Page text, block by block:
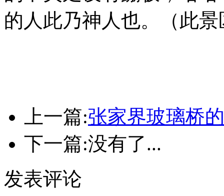
的人此乃神人也。（此
上一篇:张家界玻璃桥
下一篇:没有了...
发表评论